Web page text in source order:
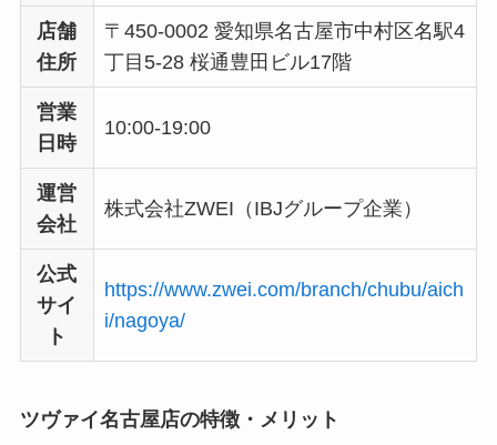
店舗
住所
〒450-0002 愛知県名古屋市中村区名駅4
丁目5-28 桜通豊田ビル17階
営業
日時
10:00-19:00
運営
会社
株式会社ZWEI（IBJグループ企業）
公式
サイ
ト
https://www.zwei.com/branch/chubu/aich
i/nagoya/
ツヴァイ名古屋店の特徴・メリット